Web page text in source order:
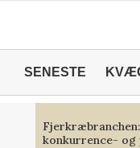
SENESTE
konkurrence- og